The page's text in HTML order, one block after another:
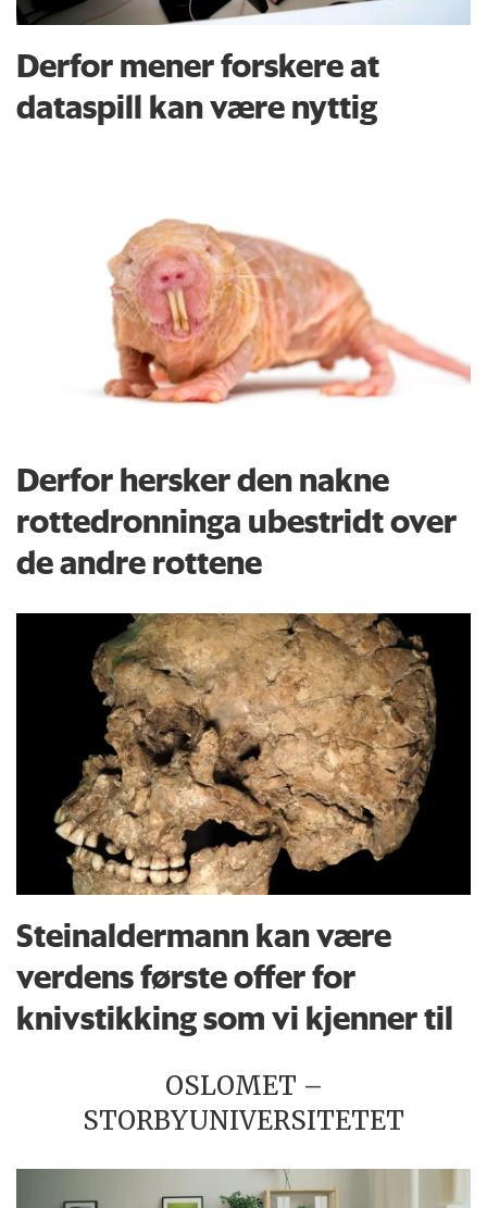
Derfor mener forskere at
dataspill kan være nyttig
Derfor hersker den nakne
rottedronninga ubestridt over
de andre rottene
Steinaldermann kan være
verdens første offer for
knivstikking som vi kjenner til
OSLOMET –
STORBYUNIVERSITETET